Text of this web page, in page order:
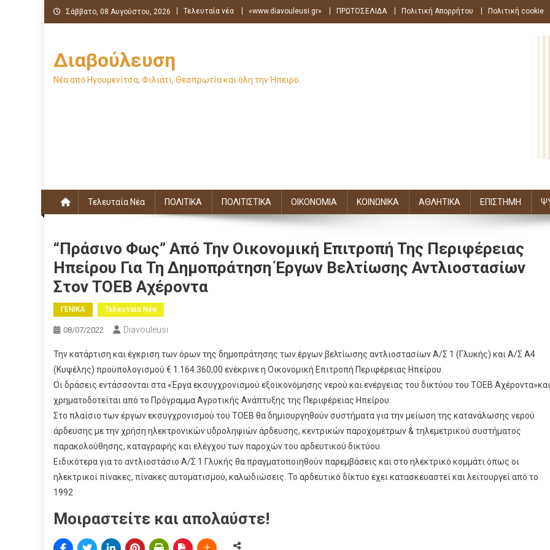
Μεταπηδήστε
στο
Σάββατο, 08 Αυγούστου, 2026 Τελευταία νέα «www.diavouleusi.gr» ΠΡΩΤΟΣΕΛΙΔΑ Πολιτική Απορρήτου Πολιτική cookie
Διαβούλευση
Νέα από Ηγουμενίτσα, Φιλιάτι, Θεσπρωτία και όλη την Ήπειρο.
Τελευταία Νέα ΠΟΛΙΤΙΚΑ ΠΟΛΙΤΙΣΤΙΚΑ ΟΙΚΟΝΟΜΙΑ ΚΟΙΝΩΝΙΚΑ ΑΘΛΗΤΙΚΑ ΕΠΙΣΤΗΜΗ
“Πράσινο Φως” Από Την Οικονομική Επιτροπή Της Περιφέρειας
Ηπείρου Για Τη Δημοπράτηση Έργων Βελτίωσης Αντλιοστασίων
Στον ΤΟΕΒ Αχέροντα
ΓΕΝΙΚΑ Τελευταία Νέα
08/07/2022 Diavouleusi
Την κατάρτιση και έγκριση των όρων της δημοπράτησης των έργων βελτίωσης αντλιοστασίων Α/Σ 1 (Γλυκής) και Α/Σ Α4
(Κυψέλης) προϋπολογισμού € 1.164.360,00 ενέκρινε η Οικονομική Επιτροπή Περιφέρειας Ηπείρου.
Οι δράσεις εντάσσονται στα «Έργα εκσυγχρονισμού εξοικονόμησης νερού και ενέργειας του δικτύου του ΤΟΕΒ Αχέροντα»και
χρηματοδοτείται από το Πρόγραμμα Αγροτικής Ανάπτυξης της Περιφέρειας Ηπείρου.
Στο πλαίσιο των έργων εκσυγχρονισμού του ΤΟΕΒ θα δημιουργηθούν συστήματα για την μείωση της κατανάλωσης νερού
άρδευσης με την χρήση ηλεκτρονικών υδροληψιών άρδευσης, κεντρικών παροχομέτρων & τηλεμετρικού συστήματος
παρακολούθησης, καταγραφής και ελέγχου των παροχών του αρδευτικού δικτύου.
Ειδικότερα για το αντλιοστάσιο Α/Σ 1 Γλυκής θα πραγματοποιηθούν παρεμβάσεις και στο ηλεκτρικό κομμάτι όπως οι
ηλεκτρικοί πίνακες, πίνακες αυτοματισμού, καλωδιώσεις. Το αρδευτικό δίκτυο έχει κατασκευαστεί και λειτουργεί από το
1992
Μοιραστείτε και απολαύστε!